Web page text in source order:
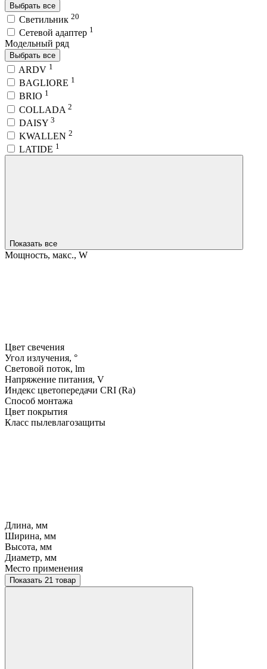
Выбрать все
Светильник 20
Сетевой адаптер 1
Модельный ряд
Выбрать все
ARDV 1
BAGLIORE 1
BRIO 1
COLLADA 2
DAISY 3
KWALLEN 2
LATIDE 1
Показать все
Мощность, макс., W
Цвет свечения
Угол излучения, °
Световой поток, lm
Напряжение питания, V
Индекс цветопередачи CRI (Ra)
Способ монтажа
Цвет покрытия
Класс пылевлагозащиты
Длина, мм
Ширина, мм
Высота, мм
Диаметр, мм
Место применения
Показать 21 товар